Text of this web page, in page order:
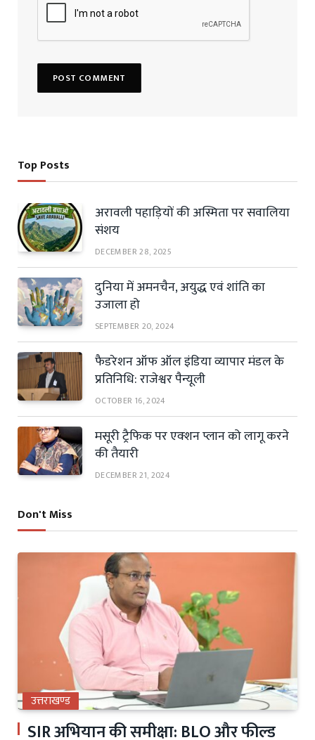
Top Posts
अरावली पहाड़ियों की अस्मिता पर सवालिया
संशय
DECEMBER 28, 2025
दुनिया में अमनचैन, अयुद्ध एवं शांति का
उजाला हो
SEPTEMBER 20, 2024
फैडरेशन ऑफ ऑल इंडिया व्यापार मंडल के
प्रतिनिधि: राजेश्वर पैन्यूली
OCTOBER 16, 2024
मसूरी ट्रैफिक पर एक्शन प्लान को लागू करने
की तैयारी
DECEMBER 21, 2024
Don't Miss
उत्तराखण्ड
SIR अभियान की समीक्षा: BLO और फील्ड